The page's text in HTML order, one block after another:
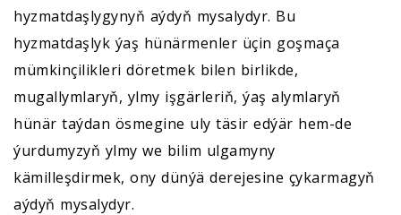
hyzmatdaşlygynyň aýdyň mysalydyr. Bu
hyzmatdaşlyk ýaş hünärmenler üçin goşmaça
mümkinçilikleri döretmek bilen birlikde,
mugallymlaryň, ylmy işgärleriň, ýaş alymlaryň
hünär taýdan ösmegine uly täsir edýär hem-de
ýurdumyzyň ylmy we bilim ulgamyny
kämilleşdirmek, ony dünýä derejesine çykarmagyň
aýdyň mysalydyr.